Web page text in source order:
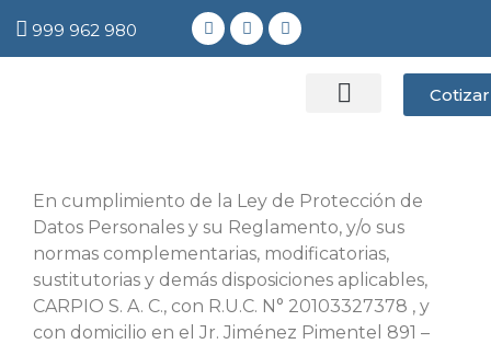
999 962 980
Cotizar
En cumplimiento de la Ley de Protección de
Datos Personales y su Reglamento, y/o sus
normas complementarias, modificatorias,
sustitutorias y demás disposiciones aplicables,
CARPIO S. A. C., con R.U.C. N° 20103327378 , y
con domicilio en el Jr. Jiménez Pimentel 891 –